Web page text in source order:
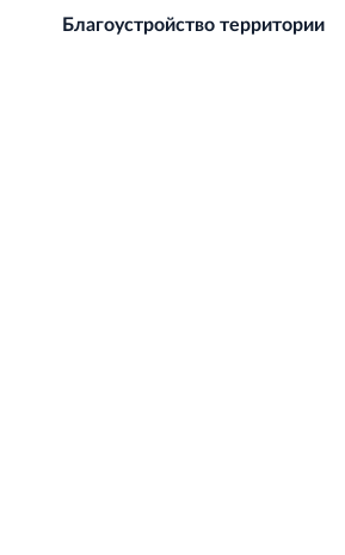
Благоустройство территории